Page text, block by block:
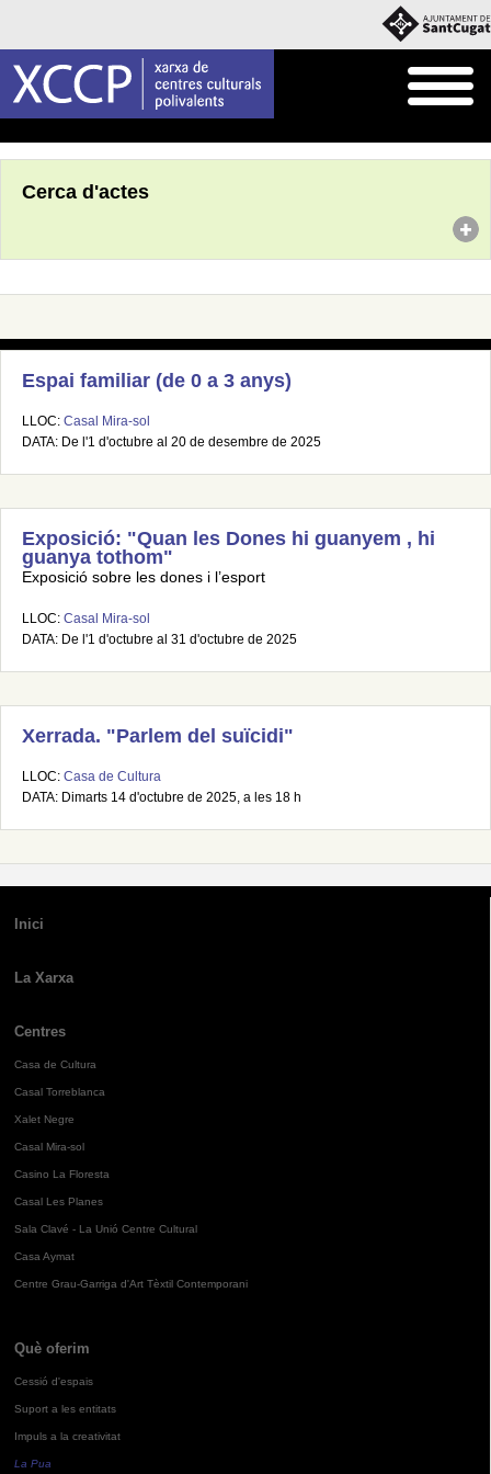
Cerca d'actes
Espai familiar (de 0 a 3 anys)
LLOC: Casal Mira-sol
DATA: De l'1 d'octubre al 20 de desembre de 2025
Exposició: "Quan les Dones hi guanyem , hi
guanya tothom"
Exposició sobre les dones i l’esport
LLOC: Casal Mira-sol
DATA: De l'1 d'octubre al 31 d'octubre de 2025
Xerrada. "Parlem del suïcidi"
LLOC: Casa de Cultura
DATA: Dimarts 14 d'octubre de 2025, a les 18 h
Inici
La Xarxa
Centres
Casa de Cultura
Casal Torreblanca
Xalet Negre
Casal Mira-sol
Casino La Floresta
Casal Les Planes
Sala Clavé - La Unió Centre Cultural
Casa Aymat
Centre Grau-Garriga d'Art Tèxtil Contemporani
Què oferim
Cessió d'espais
Suport a les entitats
Impuls a la creativitat
La Pua